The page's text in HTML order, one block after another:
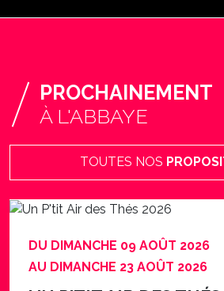
À L'ABBAYE
TOUTES NOS
AU DIMANCHE 23 AOÛT 2026
UN P'TIT AIR DES THÉS